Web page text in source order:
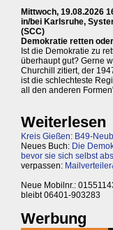
Mittwoch, 19.08.2026
in/bei Karlsruhe,
(SCC)
Demokratie retten
Ist die Demokratie zu
überhaupt gut? Gerne
Churchill zitiert, der
ist die schlechteste
all den anderen
Weiterlesen
Kreis Gießen: B49-
Neues Buch: Die
bevor sie sich selbst
verpassen:
Neue Mobilnr.:
bleibt 06401-903283
Werbung